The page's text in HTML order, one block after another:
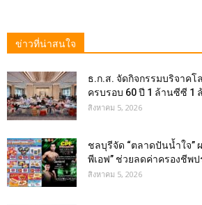
ข่าวที่น่าสนใจ
ธ.ก.ส. จัดกิจกรรมบริจาคโ
ครบรอบ 60 ปี 1 ล้านซีซี 1
สิงหาคม 5, 2026
ชลบุรีจัด “ตลาดปันน้ำใจ”
พีเอฟ” ช่วยลดค่าครองชีพ
สิงหาคม 5, 2026